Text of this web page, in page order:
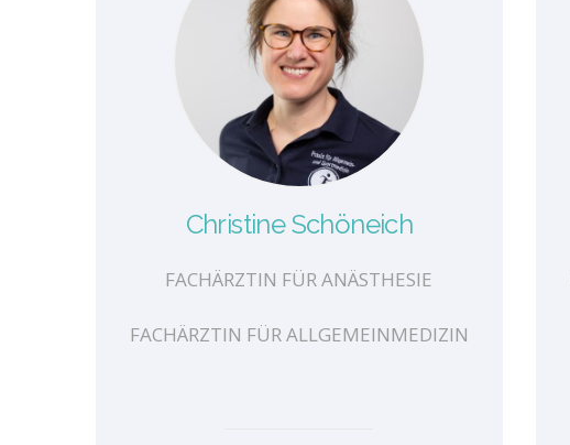
Christine Schöneich
FACHÄRZTIN FÜR ANÄSTHESIE
FACHÄRZTIN FÜR ALLGEMEINMEDIZIN